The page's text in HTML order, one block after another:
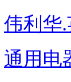
伟利华.
通用电